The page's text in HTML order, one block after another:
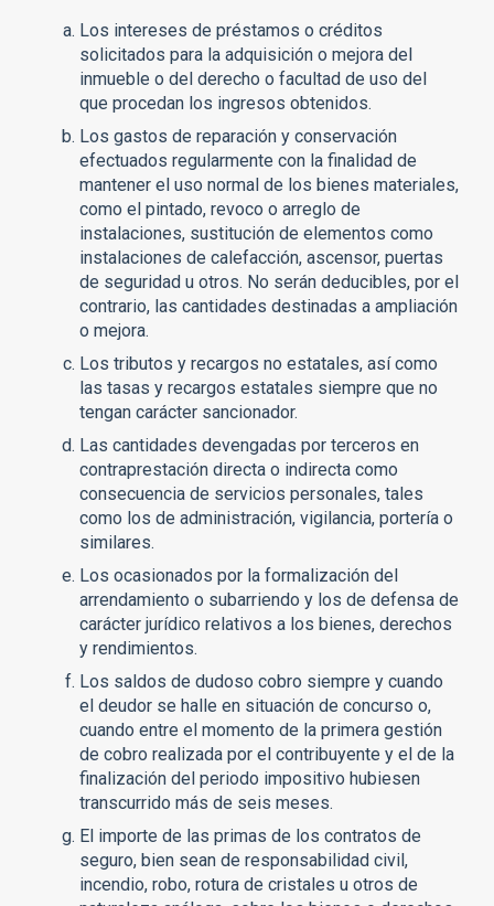
Los intereses de préstamos o créditos
solicitados para la adquisición o mejora del
inmueble o del derecho o facultad de uso del
que procedan los ingresos obtenidos.
Los gastos de reparación y conservación
efectuados regularmente con la finalidad de
mantener el uso normal de los bienes materiales,
como el pintado, revoco o arreglo de
instalaciones, sustitución de elementos como
instalaciones de calefacción, ascensor, puertas
de seguridad u otros. No serán deducibles, por el
contrario, las cantidades destinadas a ampliación
o mejora.
Los tributos y recargos no estatales, así como
las tasas y recargos estatales siempre que no
tengan carácter sancionador.
Las cantidades devengadas por terceros en
contraprestación directa o indirecta como
consecuencia de servicios personales, tales
como los de administración, vigilancia, portería o
similares.
Los ocasionados por la formalización del
arrendamiento o subarriendo y los de defensa de
carácter jurídico relativos a los bienes, derechos
y rendimientos.
Los saldos de dudoso cobro siempre y cuando
el deudor se halle en situación de concurso o,
cuando entre el momento de la primera gestión
de cobro realizada por el contribuyente y el de la
finalización del periodo impositivo hubiesen
transcurrido más de seis meses.
El importe de las primas de los contratos de
seguro, bien sean de responsabilidad civil,
incendio, robo, rotura de cristales u otros de